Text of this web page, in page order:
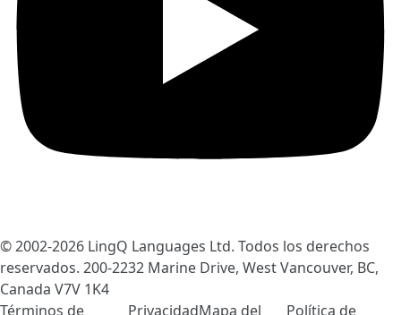
© 2002-2026 LingQ Languages Ltd. Todos los derechos
reservados. 200-2232 Marine Drive, West Vancouver, BC,
Canada V7V 1K4
Términos de
PrivacidadMapa del Política de